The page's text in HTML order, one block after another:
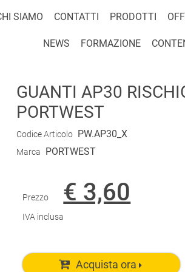
SIAMO CONTATTI PRODOTTI
NEWS FORMAZIONE
GUANTI AP30
PORTWEST
Codice Articolo PW.AP30_X
Marca PORTWEST
Prezzo € 3,60
IVA inclusa
Acquista ora